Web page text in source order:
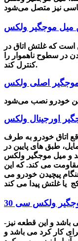
است که غلتش اتاق در
در سطوح ناهموار را
کنترل کند.
اتاق خودرو به طرف
طبق های پایین در
و
می کند. که این
پیچیدن خودرو می
و این قطعه نیز
کار کرد می باشد و